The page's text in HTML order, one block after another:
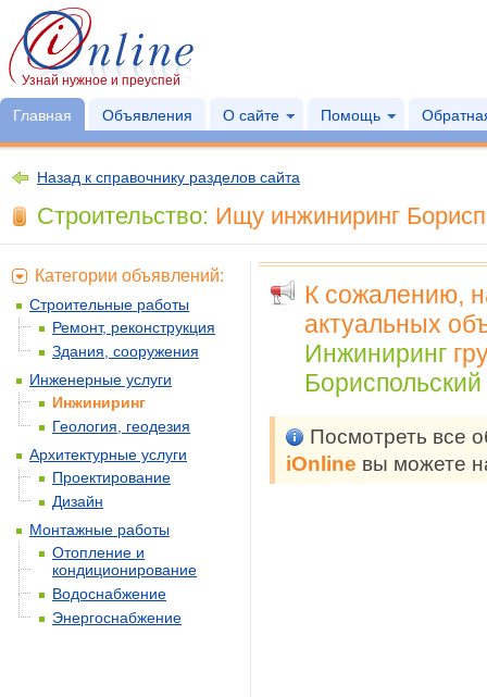
Узнай нужное и преуспей
Главная Объявления О сайте Помощь
Назад к справочнику разделов сайта
Строительство: Ищу инжиниринг
К сожалению,
актуальных
Инжиниринг
Посмотреть все
iOnline вы можете
Категории объявлений:
Строительные работы
Ремонт, реконструкция
Здания, сооружения
Инженерные услуги
Инжиниринг
Геология, геодезия
Архитектурные услуги
Проектирование
Дизайн
Монтажные работы
Отопление и
кондиционирование
Водоснабжение
Энергоснабжение